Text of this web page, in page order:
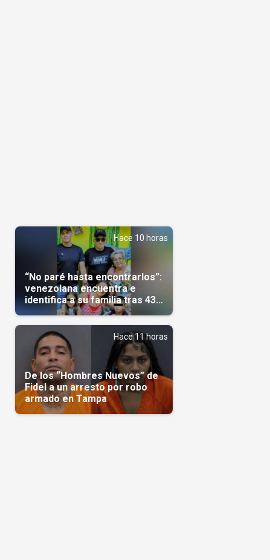
Hace 10 horas
“No paré hasta encontrarlos”:
venezolana encuentra e
identifica a su familia tras 43
días del terremoto
Hace 11 horas
De los “Hombres Nuevos” de
Fidel a un arresto por robo
armado en Tampa